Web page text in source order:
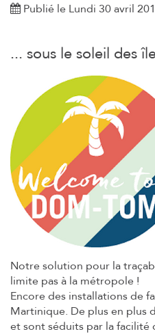
Publié le Lundi 30 avril
... sous le soleil des
Notre solution pour la
limite pas à la métropole !
Encore des installations de
Martinique. De plus en plus
et sont séduits par la